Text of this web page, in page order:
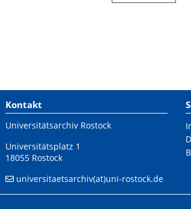
Kontakt
Universitätsarchiv Rostock
Universitätsplatz 1
18055 Rostock
universitaetsarchiv(at)uni-rostock.de